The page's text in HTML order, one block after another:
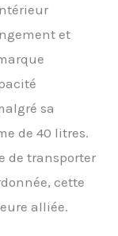
et
sa
de 40 litres.
de transporter
cette
alliée.